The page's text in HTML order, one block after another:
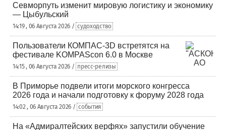
Севморпуть изменит мировую логистику и экономику
— Цыбульский
14:19 , 06 Августа 2026 / судоходство
Пользователи КОМПАС-3D встретятся на
фестивале KOMPAScon 6.0 в Москве
14:15 , 06 Августа 2026 / пресс-релизы
В Приморье подвели итоги морского конгресса
2026 года и начали подготовку к форуму 2028 года
14:02 , 06 Августа 2026 / события
На «Адмиралтейских верфях» запустили обучение